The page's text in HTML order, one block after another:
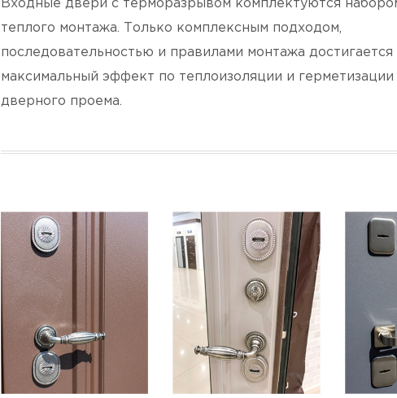
Входные двери с терморазрывом комплектуются
теплого монтажа. Только комплексным подходом,
последовательностью и правилами монтажа достигается
максимальный эффект по теплоизоляции и герметизации
дверного проема.